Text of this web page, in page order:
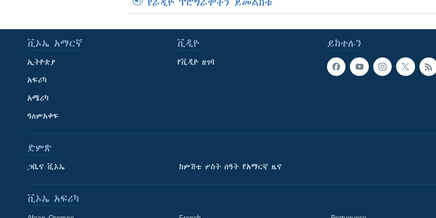
የራዲዮ ፕሮግራሞችን ይመልከቱ
ይከተሉን
ቪኦኤ አማርኛ
ኢትዮጵያ
አፍሪካ
አሜሪካ
ዓለምአቀፍ
ቪዲዮ
የቪዲዮ ዘገባ
ድምጽ
ጋቢና ቪኦኤ ከምሽቱ ሦስት ሰዓት የአማርኛ ዜና
ቪኦኤ አፍሪካ